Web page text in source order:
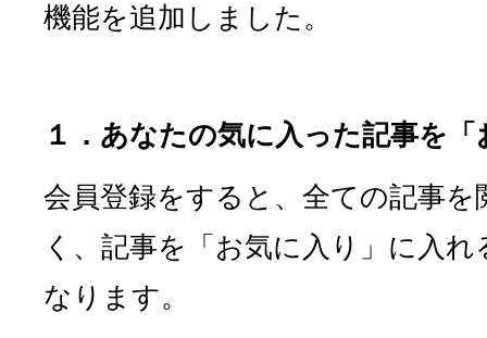
機能を追加しました。
１．あなたの気に入った記事を
会員登録をすると、全ての記事
く、記事を「お気に入り」に入
なります。